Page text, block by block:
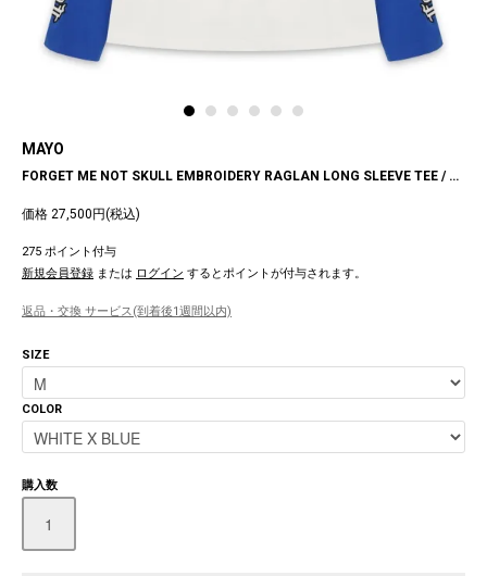
MAYO
FORGET ME NOT SKULL EMBROIDERY RAGLAN LONG SLEEVE TEE / WHITE X BLUE
価格 27,500円(税込)
275 ポイント付与
新規会員登録 または ログイン するとポイントが付与されます。
返品・交換 サービス(到着後1週間以内)
SIZE
COLOR
購入数